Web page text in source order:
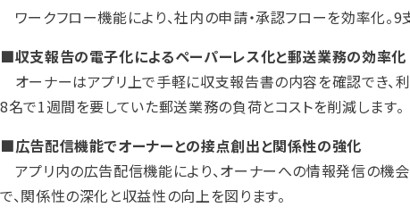
ワークフロー機能により、社内の申請・承認フローを効率化。
■収支報告の電子化によるペーパーレス化と郵送業務の効率化
オーナーはアプリ上で手軽に収支報告書の内容を確認でき、
8名で1週間を要していた郵送業務の負荷とコストを削減します。
■広告配信機能でオーナーとの接点創出と関係性の強化
アプリ内の広告配信機能により、オーナーへの情報発信の機
で、関係性の深化と収益性の向上を図ります。